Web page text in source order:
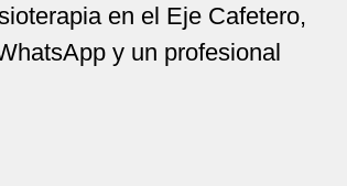
en el Eje Cafetero,
y un profesional